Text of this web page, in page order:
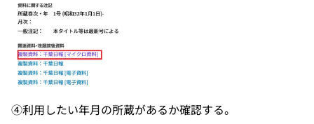
④利用したい年月の所蔵があるか確認する。